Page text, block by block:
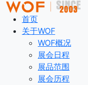
首页
关于WOF
WOF概况
展会日程
展品范围
展会历程